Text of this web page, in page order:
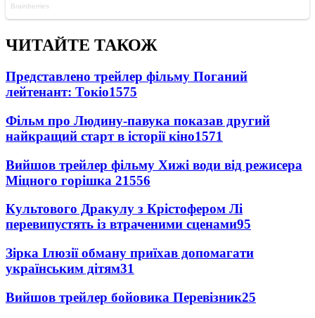
ЧИТАЙТЕ ТАКОЖ
Представлено трейлер фільму Поганий
лейтенант: Токіо1575
Фільм про Людину-павука показав другий
найкращий старт в історії кіно1571
Вийшов трейлер фільму Хижі води від режисера
Міцного горішка 21556
Культового Дракулу з Крістофером Лі
перевипустять із втраченими сценами95
Зірка Ілюзії обману приїхав допомагати
українським дітям31
Вийшов трейлер бойовика Перевізник25